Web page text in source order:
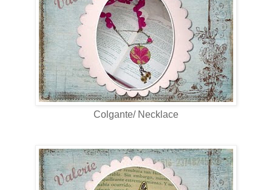
Colgante/ Necklace